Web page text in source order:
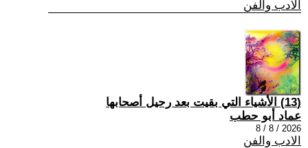
الادب والفن
(13) الأشياء التي بقيت بعد رحيل أصحابها
عماد أبو حطب
2026 / 8 / 8
الادب والفن